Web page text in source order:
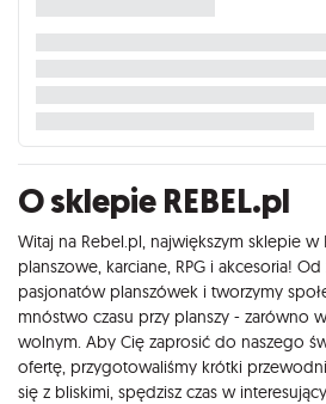
O sklepie REBEL.pl
Witaj na Rebel.pl, największym sklepie
planszowe, karciane, RPG i akcesoria!
pasjonatów planszówek i tworzymy
mnóstwo czasu przy planszy - zarówno
wolnym. Aby Cię zaprosić do naszego
ofertę, przygotowaliśmy krótki
się z bliskimi, spędzisz czas w